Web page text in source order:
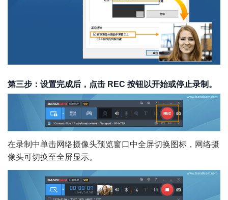
第三步：设置完成后，点击 REC 按钮以开始或停止录制。
在录制中单击网络摄像头预览窗口中全屏切换图标，网络摄
像头可切换至全屏显示。